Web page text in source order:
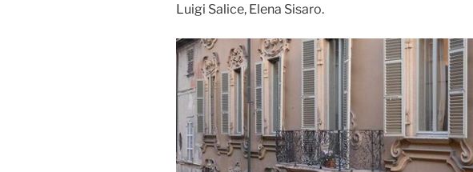
Luigi Salice, Elena Sisaro.